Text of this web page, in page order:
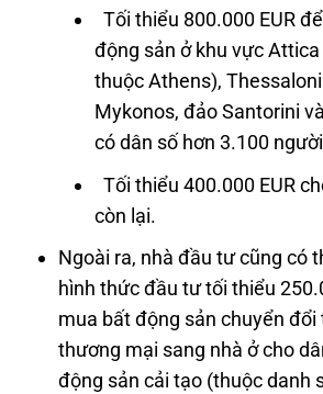
Tối thiểu 800.000 EUR
động sản ở khu vực
thuộc Athens),
Mykonos, đảo Santorini
có dân số hơn 3.100
Tối thiểu 400.000 EUR
còn lại.
Ngoài ra, nhà đầu tư cũng có
hình thức đầu tư tối thiểu
mua bất động sản chuyển
thương mại sang nhà ở cho
động sản cải tạo (thuộc danh